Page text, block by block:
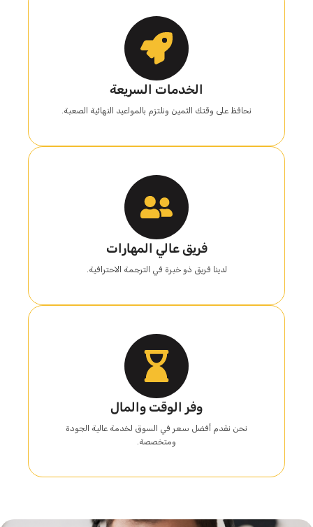
الخدمات السريعة
نحافظ على وقتك الثمين ونلتزم بالمواعيد النهائية الصعبة.
فريق عالي المهارات
لدينا فريق ذو خبرة في الترجمة الاحترافية.
وفر الوقت والمال
نحن نقدم أفضل سعر في السوق لخدمة عالية الجودة
ومتخصصة.